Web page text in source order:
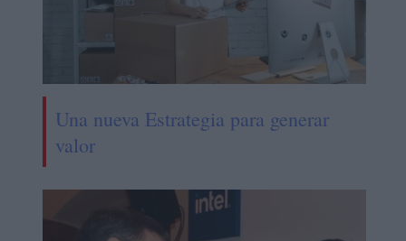
Una nueva Estrategia para generar
valor